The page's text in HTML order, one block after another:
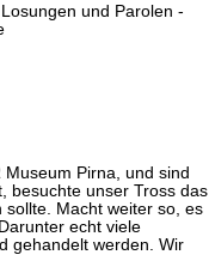
und Parolen -
Pirna, und sind
besuchte unser Tross das
sollte. Macht weiter so, es
echt viele
gehandelt werden. Wir